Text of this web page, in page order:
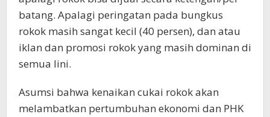
batang. Apalagi peringatan pada bungkus
rokok masih sangat kecil (40 persen), dan atau
iklan dan promosi rokok yang masih dominan di
semua lini.
Asumsi bahwa kenaikan cukai rokok akan
melambatkan pertumbuhan ekonomi dan PHK